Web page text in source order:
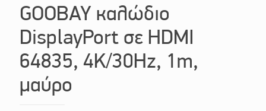
GOOBAY καλώδιο
DisplayPort σε HDMI
64835, 4K/30Hz, 1m,
μαύρο